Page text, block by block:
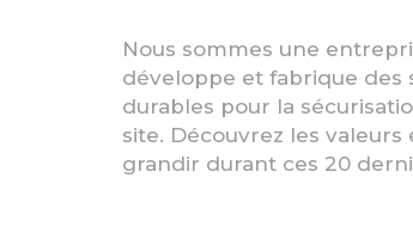
Nous sommes une
développe et fabrique des
durables pour la
site. Découvrez les
grandir durant ces 20